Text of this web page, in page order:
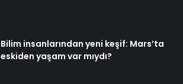
Bilim insanlarından yeni keşif: Mars’ta
eskiden yaşam var mıydı?